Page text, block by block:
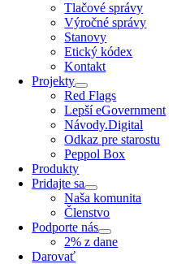
Tlačové správy
Výročné správy
Stanovy
Etický kódex
Kontakt
Projekty
Red Flags
Lepší eGovernment
Návody.Digital
Odkaz pre starostu
Peppol Box
Produkty
Pridajte sa
Naša komunita
Členstvo
Podporte nás
2% z dane
Darovať